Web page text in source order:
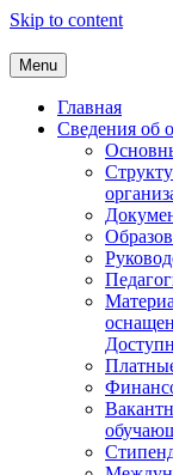
Skip to content
Menu
Главная
Сведения об